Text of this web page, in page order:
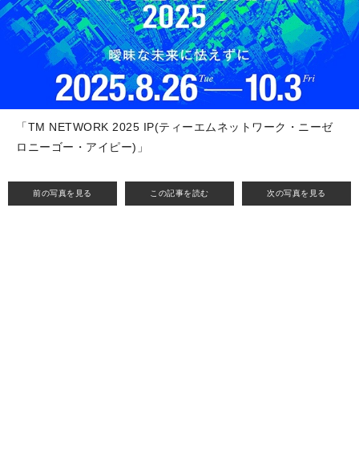
前の写真を見る この記事を読む 次の写真を見る
「TM NETWORK 2025 IP(ティーエムネットワーク・ニーゼ
ロニーゴー・アイピー)」